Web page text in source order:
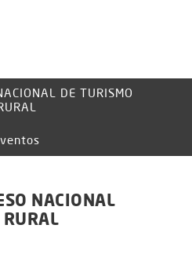
DE TURISMO
NACIONAL